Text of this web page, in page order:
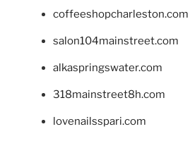
coffeeshopcharleston.com
salon104mainstreet.com
alkaspringswater.com
318mainstreet8h.com
lovenailsspari.com